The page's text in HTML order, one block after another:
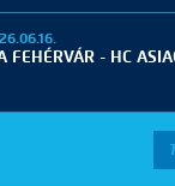
FEHÉRVÁR - HC